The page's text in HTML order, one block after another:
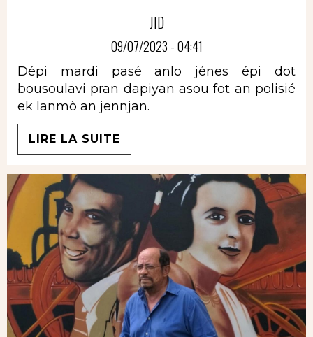
JID
09/07/2023 - 04:41
Dépi mardi pasé anlo jénes épi dot
bousoulavi pran dapiyan asou fot an polisié
ek lanmò an jennjan.
LIRE LA SUITE